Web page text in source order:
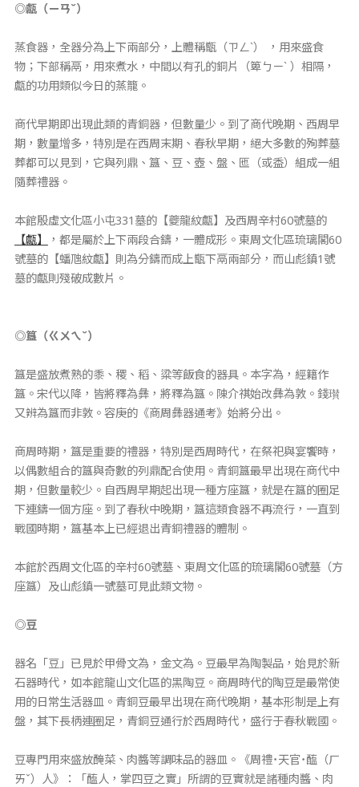
◎甗（ㄧㄢˇ）
蒸食器，全器分為上下兩部分，上體稱甑（ㄗㄥˋ） ，用來盛食
物；下部稱鬲，用來煮水，中間以有孔的銅片（箄ㄅㄧˋ ）相隔，
甗的功用類似今日的蒸籠。
商代早期即出現此類的青銅器，但數量少。到了商代晚期、西周早
期，數量增多，特別是在西周末期、春秋早期，絕大多數的殉葬墓
葬都可以見到，它與列鼎、簋、豆、壺、盤、匜（或盉）組成一組
隨葬禮器。
本館殷虛文化區小屯331墓的【夔龍紋甗】及西周辛村60號墓的
【甗】
，都是屬於上下兩段合鑄，一體成形。東周文化區琉璃閣60
號墓的【蟠虺紋甗】則為分鑄而成上甑下鬲兩部分，而山彪鎮1號
墓的甗則殘破成數片。
◎簋（ㄍㄨㄟˇ）
簋是盛放煮熟的黍、稷、稻、粱等飯食的器具。本字為，經籍作
簋。宋代以降，皆將釋為彝，將釋為簋。陳介祺始改彝為敦。錢瓉
又辨為簋而非敦。容庚的《商周彝器通考》始將分出。
商周時期，簋是重要的禮器，特別是西周時代，在祭祀與宴饗時，
以偶數組合的簋與奇數的列鼎配合使用。青銅簋最早出現在商代中
期，但數量較少。自西周早期起出現一種方座簋，就是在簋的圈足
下連鑄一個方座。到了春秋中晚期，簋這類食器不再流行，一直到
戰國時期，簋基本上已經退出青銅禮器的體制。
本館於西周文化區的辛村60號墓、東周文化區的琉璃閣60號墓（方
座簋）及山彪鎮一號墓可見此類文物。
◎豆
器名「豆」已見於甲骨文為，金文為。豆最早為陶製品，始見於新
石器時代，如本館龍山文化區的黑陶豆。商周時代的陶豆是最常使
用的日常生活器皿。青銅豆最早出現在商代晚期，基本形制是上有
盤，其下長柄連圈足，青銅豆通行於西周時代，盛行于春秋戰國。
豆專門用來盛放醃菜、肉醬等調味品的器皿。《周禮˙天官˙醢（ㄏ
ㄞˇ）人》：「醢人，掌四豆之實」所謂的豆實就是諸種肉醬、肉